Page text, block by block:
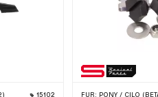
15102 FÜR: PONY / CILO